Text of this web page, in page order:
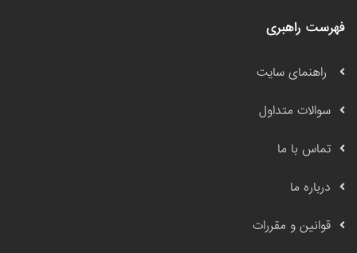
فهرست راهبری
راهنمای سایت
سوالات متداول
تماس با ما
درباره ما
قوانین و مقررات